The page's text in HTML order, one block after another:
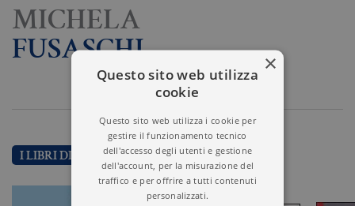
MICHELA
FUSASCHI
I LIBRI DI MICHELA FUSASCHI
×
Questo sito web utilizza
cookie
Questo sito web utilizza i cookie per
gestire il funzionamento tecnico
dell'accesso degli utenti e gestione
dell'account, per la misurazione del
traffico e per offrire a tutti contenuti
personalizzati.